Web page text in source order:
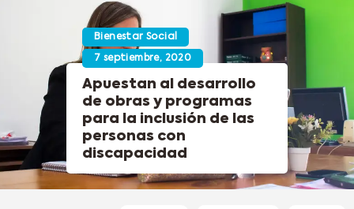
Bienestar Social
7 septiembre, 2020
Apuestan al desarrollo
de obras y programas
para la inclusión de las
personas con
discapacidad